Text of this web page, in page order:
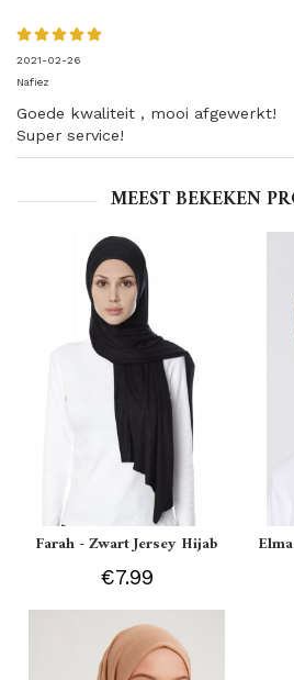
2021-02-26
Nafiez
Goede kwaliteit , mooi afgewerkt!
Super service!
MEEST BEKEKEN
Farah - Zwart Jersey Hijab
€7.99